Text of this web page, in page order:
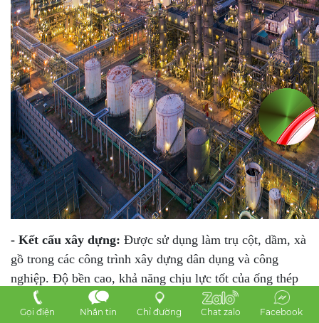
- Kết cấu xây dựng: Được sử dụng làm trụ cột, dầm, xà
gồ trong các công trình xây dựng dân dụng và công
nghiệp. Độ bền cao, khả năng chịu lực tốt của ống thép
SCH giúp đảm bảo an toàn cho kết cấu công trình.
- Ngành đóng tàu:Dùng để chế tạo khung vỏ tàu, hệ
Gọi điện Nhắn tin Chỉ đường Chat zalo Facebook